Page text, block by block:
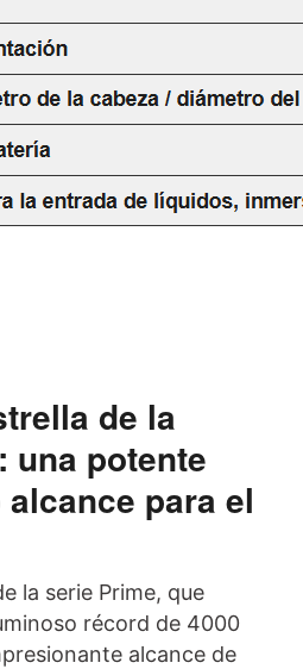
de la
una potente
para el
la serie Prime, que
récord de 4000
alcance de